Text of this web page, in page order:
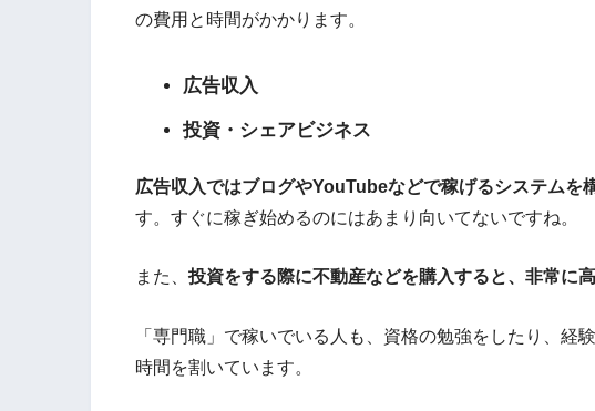
の費用と時間がかかります。
広告収入
投資・シェアビジネス
広告収入ではブログやYouTubeなどで稼げるシステムを
す。すぐに稼ぎ始めるのにはあまり向いてないですね。
また、 投資をする際に不動産などを購入すると、非常に
「専門職」で稼いでいる人も、資格の勉強をしたり、経
時間を割いています。